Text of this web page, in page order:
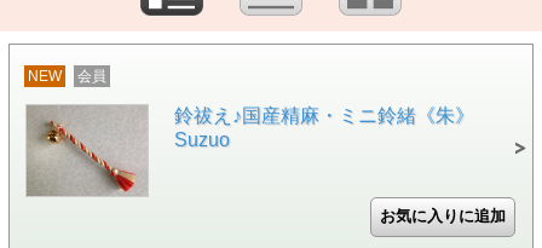
NEW 会員
鈴祓え♪国産精麻・ミニ鈴緒《朱》
Suzuo